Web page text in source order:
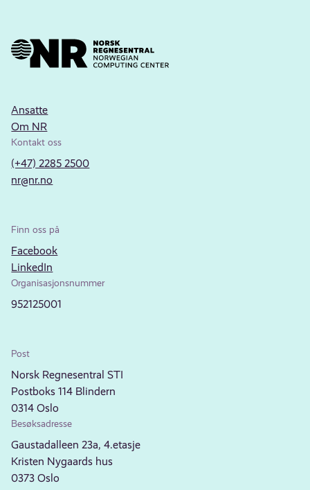
Ansatte
Om NR
Kontakt oss
(+47) 2285 2500
nr@nr.no
Finn oss på
Facebook
LinkedIn
Organisasjonsnummer
952125001
Post
Norsk Regnesentral STI
Postboks 114 Blindern
0314 Oslo
Besøksadresse
Gaustadalleen 23a, 4.etasje
Kristen Nygaards hus
0373 Oslo